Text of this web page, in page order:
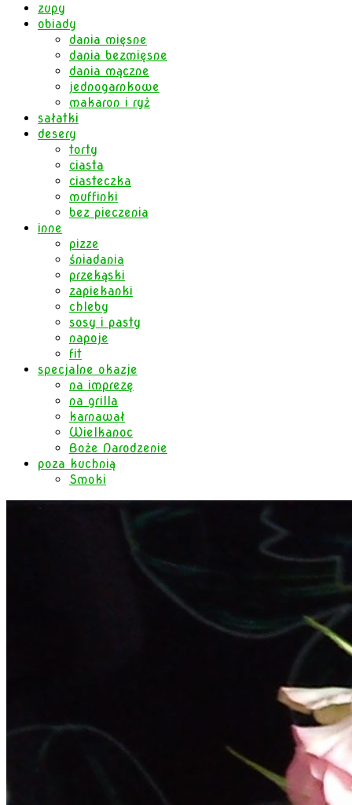
zupy
obiady
dania mięsne
dania bezmięsne
dania mączne
jednogarnkowe
makaron i ryż
sałatki
desery
torty
ciasta
ciasteczka
muffinki
bez pieczenia
inne
pizze
śniadania
przekąski
zapiekanki
chleby
sosy i pasty
napoje
fit
specjalne okazje
na imprezę
na grilla
karnawał
Wielkanoc
Boże Narodzenie
poza kuchnią
Smoki